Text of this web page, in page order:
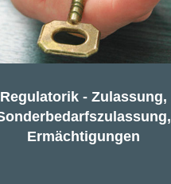
Regulatorik - Zulassung,
Ermächtigungen